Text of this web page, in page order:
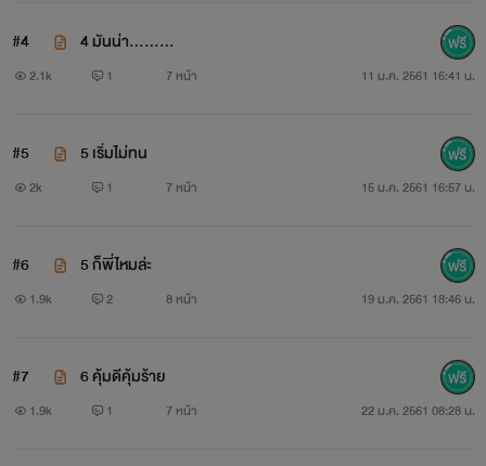
#4 4 มันน่า.........
2.1k 1 7 หน้า 11 ม.ค. 2561 16:41 น.
#5 5 เริ่มไม่ทน
2k 1 7 หน้า 15 ม.ค. 2561 16:57 น.
#6 5 ก็พี่ไหมล่ะ
1.9k 2 8 หน้า 19 ม.ค. 2561 18:46 น.
#7 ุ6 คุ้มดีคุ้มร้าย
1.9k 1 7 หน้า 22 ม.ค. 2561 08:28 น.